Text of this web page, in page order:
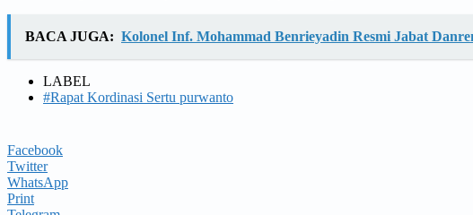
BACA JUGA: Kolonel Inf. Mohammad Benrieyadin Resmi Jabat
LABEL
#Rapat Kordinasi Sertu purwanto
Facebook
Twitter
WhatsApp
Print